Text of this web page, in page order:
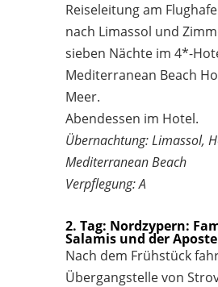
Reiseleitung am
nach Limassol und
sieben Nächte im 4*-
Mediterranean Beach
Meer.
Abendessen im Hotel.
Übernachtung: Limassol,
Mediterranean Beach
Verpflegung: A
2. Tag: Nordzypern:
Salamis und der
Nach dem Frühstück
Übergangstelle von